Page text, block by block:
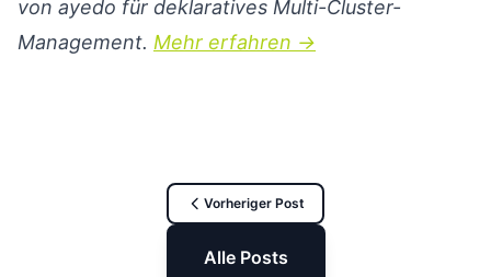
von ayedo für deklaratives Multi-Cluster-
Management. Mehr erfahren →
Vorheriger Post
Alle Posts